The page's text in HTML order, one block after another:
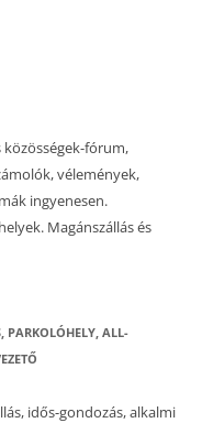
fórum,
vélemények,
ingyenesen.
Magánszállás és
PARKOLÓHELY, ALL-
idős-gondozás, alkalmi